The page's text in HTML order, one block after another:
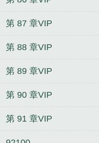
第 87 章VIP
第 88 章VIP
第 89 章VIP
第 90 章VIP
第 91 章VIP